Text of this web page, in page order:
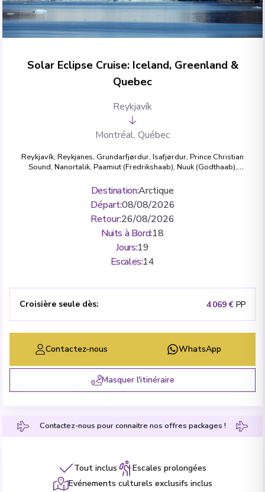
Solar Eclipse Cruise: Iceland, Greenland &
Quebec
Reykjavík
Montréal, Québec
Reykjavík, Reykjanes, Grundarfjørdur, Isafjørdur, Prince Christian
Sound, Nanortalik, Paamiut (Fredrikshaab), Nuuk (Godthaab),
Saguenay, Québec,Quebec City, Québec,
Destination:Arctique
Départ:08/08/2026
Retour:26/08/2026
Nuits à Bord:18
Jours:19
Escales:14
Croisière seule dès: 4 069 € PP
Contactez-nous WhatsApp
Masquer l'itinéraire
Contactez-nous pour connaitre nos offres packages !
Tout inclus
Escales prolongées
Evénements culturels exclusifs inclus